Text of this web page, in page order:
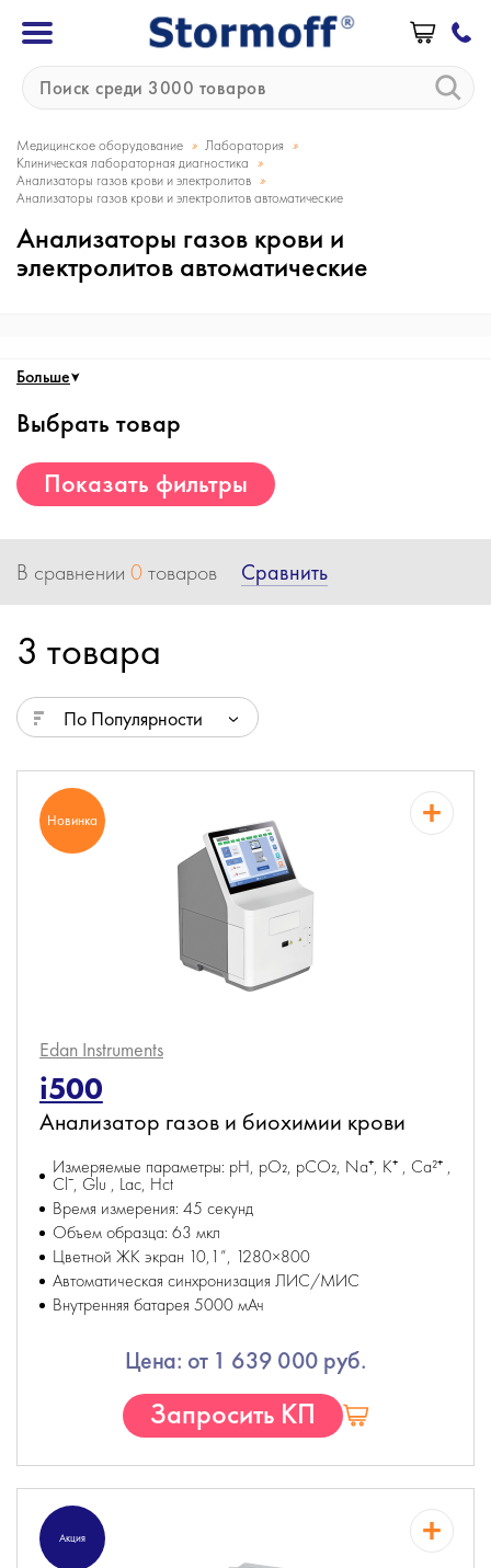
Медицинское оборудование » Лаборатория »
Клиническая лабораторная диагностика »
Анализаторы газов крови и электролитов »
Анализаторы газов крови и электролитов автоматические
Анализаторы газов крови и
электролитов автоматические
Больше
Выбрать товар
Показать фильтры
В сравнении 0товаров Сравнить
3 товара
По Популярности
Новинка
Edan Instruments
i500
Анализатор газов и биохимии крови
Измеряемые параметры: pH, pO₂, pCO₂, Na⁺, K⁺ , Ca²⁺ ,
Cl⁻, Glu , Lac, Hct
Время измерения: 45 секунд
Объем образца: 63 мкл
Цветной ЖК экран 10,1”, 1280×800
Автоматическая синхронизация ЛИС/МИС
Внутренняя батарея 5000 мАч
Цена: от 1 639 000 руб.
Запросить КП
Акция